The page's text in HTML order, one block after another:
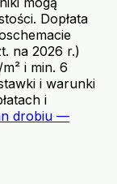
Dopłata
na 2026 r.)
i min. 6
i warunki
i
drobiu —